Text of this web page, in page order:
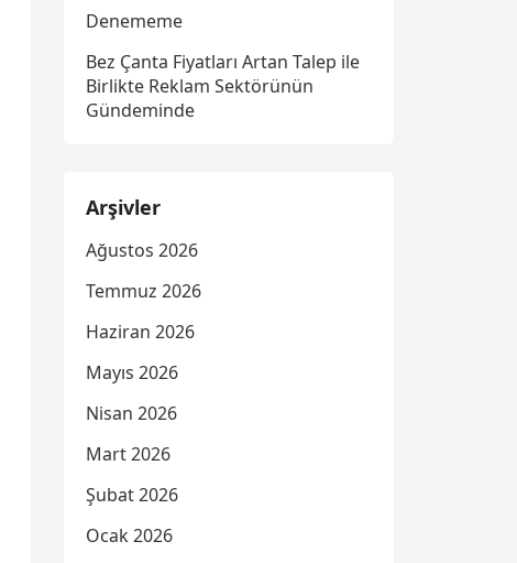
Denememe
Bez Çanta Fiyatları Artan Talep ile
Birlikte Reklam Sektörünün
Gündeminde
Arşivler
Ağustos 2026
Temmuz 2026
Haziran 2026
Mayıs 2026
Nisan 2026
Mart 2026
Şubat 2026
Ocak 2026